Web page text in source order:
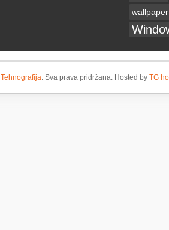
wallpaper
Tehnografija. Sva prava pridržana. Hosted by TG